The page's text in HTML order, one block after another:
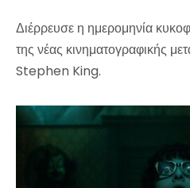
Διέρρευσε η ημερομηνία
της νέας κινηματογραφικής
Stephen King.